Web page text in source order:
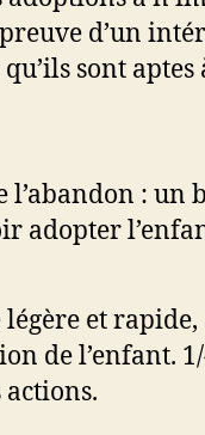
d’un
sont aptes
l’abandon : un
adopter
et rapide,
de l’enfant.
actions.